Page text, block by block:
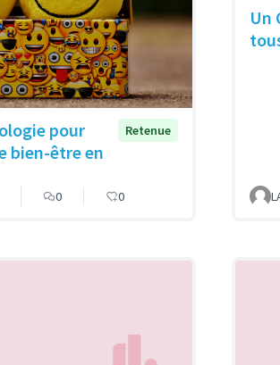
pour
bien-être en
Retenue
0 0
Un